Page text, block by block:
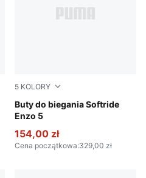
5 KOLORY
Buty do biegania Softride
Enzo 5
PUMA Black-PUMA White
154,00 zł
Cena początkowa:329,00 zł